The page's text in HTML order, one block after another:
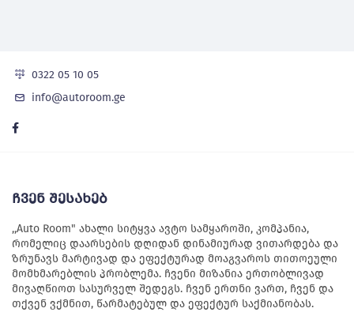
0322 05 10 05
info@autoroom.ge
ჩვენ შესახებ
,,Auto Room" ახალი სიტყვა ავტო სამყაროში, კომპანია,
რომელიც დაარსების დღიდან დინამიურად ვითარდება და
ზრუნავს მარტივად და ეფექტურად მოაგვაროს თითოეული
მომხმარებლის პრობლემა. ჩვენი მიზანია ერთობლივად
მივაღწიოთ სასურველ შედეგს. ჩვენ ერთნი ვართ, ჩვენ და
თქვენ ვქმნით, წარმატებულ და ეფექტურ საქმიანობას.